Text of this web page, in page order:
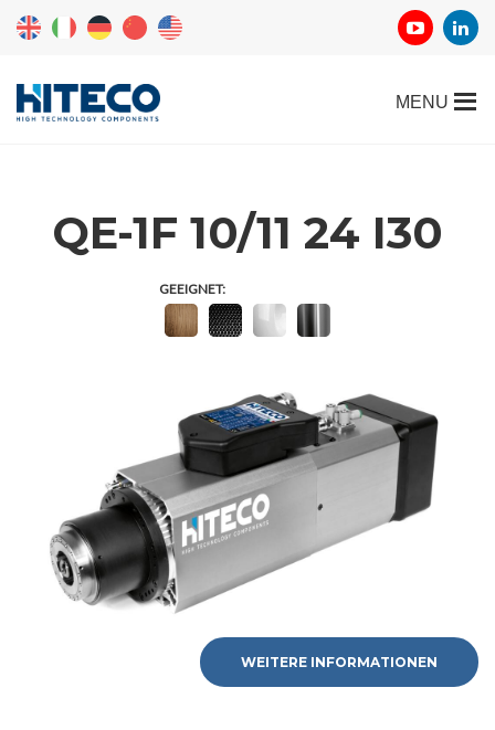
QE-1F 10/11 24 I30
GEEIGNET:
WEITERE INFORMATIONEN